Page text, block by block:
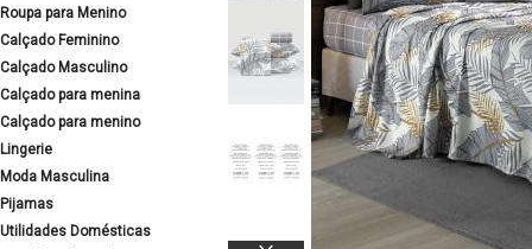
Roupa para Menino
Calçado Feminino
Calçado Masculino
Calçado para menina
Calçado para menino
Lingerie
Moda Masculina
Pijamas
Utilidades Domésticas